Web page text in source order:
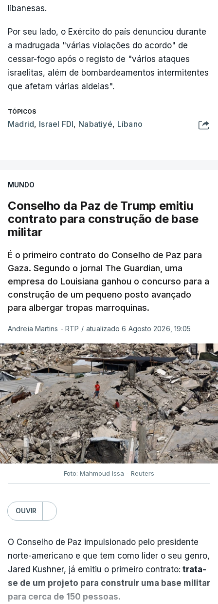
libanesas.
Por seu lado, o Exército do país denunciou durante
a madrugada "várias violações do acordo" de
cessar-fogo após o registo de "vários ataques
israelitas, além de bombardeamentos intermitentes
que afetam várias aldeias".
TÓPICOS
Madrid, Israel FDI, Nabatiyé, Líbano
MUNDO
Conselho da Paz de Trump emitiu
contrato para construção de base
militar
É o primeiro contrato do Conselho de Paz para
Gaza. Segundo o jornal The Guardian, uma
empresa do Louisiana ganhou o concurso para a
construção de um pequeno posto avançado
para albergar tropas marroquinas.
Andreia Martins - RTP / atualizado 6 Agosto 2026, 19:05
Foto: Mahmoud Issa - Reuters
OUVIR
O Conselho de Paz impulsionado pelo presidente
norte-americano e que tem como líder o seu genro,
Jared Kushner, já emitiu o primeiro contrato: trata-
se de um projeto para construir uma base militar
para cerca de 150 pessoas.